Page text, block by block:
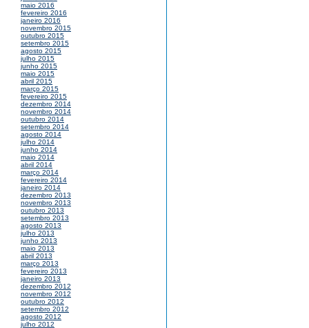
maio 2016
fevereiro 2016
janeiro 2016
novembro 2015
outubro 2015
setembro 2015
agosto 2015
julho 2015
junho 2015
maio 2015
abril 2015
março 2015
fevereiro 2015
dezembro 2014
novembro 2014
outubro 2014
setembro 2014
agosto 2014
julho 2014
junho 2014
maio 2014
abril 2014
março 2014
fevereiro 2014
janeiro 2014
dezembro 2013
novembro 2013
outubro 2013
setembro 2013
agosto 2013
julho 2013
junho 2013
maio 2013
abril 2013
março 2013
fevereiro 2013
janeiro 2013
dezembro 2012
novembro 2012
outubro 2012
setembro 2012
agosto 2012
julho 2012